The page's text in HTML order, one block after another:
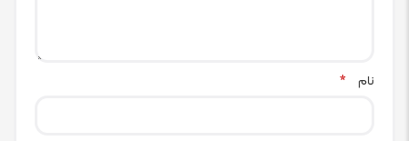
نام *